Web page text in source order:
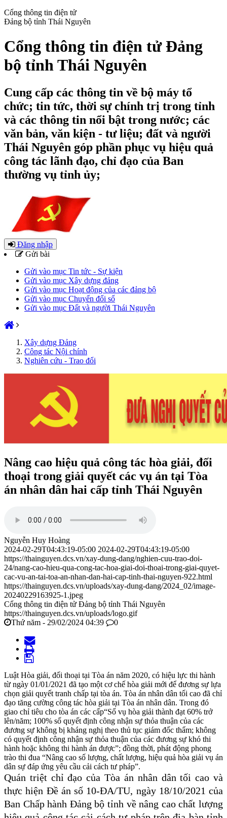
Cổng thông tin điện tử
Đảng bộ tỉnh Thái Nguyên
Cổng thông tin điện tử Đảng
bộ tỉnh Thái Nguyên
Cung cấp các thông tin về bộ máy tổ
chức; tin tức, thời sự chính trị trong tỉnh
và các thông tin nổi bật trong nước; các
văn bản, văn kiện - tư liệu; đất và người
Thái Nguyên góp phần phục vụ hiệu quả
công tác lãnh đạo, chỉ đạo của Ban
thường vụ tỉnh ủy;
Đăng nhập
Gửi bài
Gửi vào mục Tin tức - Sự kiện
Gửi vào mục Xây dựng đảng
Gửi vào mục Hoạt động của các đảng bộ
Gửi vào mục Chuyển đổi số
Gửi vào mục Đất và người Thái Nguyên
Xây dựng Đảng
Công tác Nội chính
Nghiên cứu - Trao đổi
Nâng cao hiệu quả công tác hòa giải, đối
thoại trong giải quyết các vụ án tại Tòa
án nhân dân hai cấp tỉnh Thái Nguyên
Nguyễn Huy Hoàng
2024-02-29T04:43:19-05:00 2024-02-29T04:43:19-05:00
https://thainguyen.dcs.vn/xay-dung-dang/nghien-cuu-trao-doi-
24/nang-cao-hieu-qua-cong-tac-hoa-giai-doi-thoai-trong-giai-quyet-
cac-vu-an-tai-toa-an-nhan-dan-hai-cap-tinh-thai-nguyen-922.html
https://thainguyen.dcs.vn/uploads/xay-dung-dang/2024_02/image-
20240229163925-1.jpeg
Cổng thông tin điện tử Đảng bộ tỉnh Thái Nguyên
https://thainguyen.dcs.vn/uploads/logo.gif
Thứ năm - 29/02/2024 04:39
0
Luật Hòa giải, đối thoại tại Tòa án năm 2020, có hiệu lực thi hành
từ ngày 01/01/2021 đã tạo một cơ chế hòa giải mới để đương sự lựa
chọn giải quyết tranh chấp tại tòa án. Tòa án nhân dân tối cao đã chỉ
đạo tăng cường công tác hòa giải tại Tòa án nhân dân. Trong đó
giao chỉ tiêu cho tòa án các cấp“Số vụ hòa giải thành đạt 60% trở
lên/năm; 100% số quyết định công nhận sự thỏa thuận của các
đương sự không bị kháng nghị theo thủ tục giám đốc thẩm; không
có quyết định công nhận sự thỏa thuận của các đương sự khó thi
hành hoặc không thi hành án được”; đồng thời, phát động phong
trào thi đua “Nâng cao số lượng, chất lượng, hiệu quả hòa giải vụ án
dân sự đáp ứng yêu cầu cải cách tư pháp”.
Quán triệt chỉ đạo của Tòa án nhân dân tối cao và
thực hiện Đề án số 10-ĐA/TU, ngày 18/10/2021 của
Ban Chấp hành Đảng bộ tỉnh về nâng cao chất lượng